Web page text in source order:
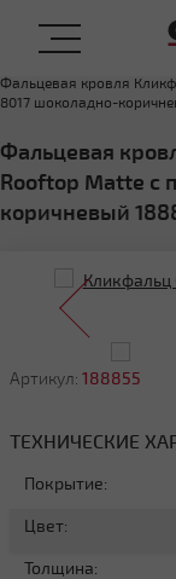
ФАЛЬЦЕВАЯ
Фальцевая кровля
8017 шоколадно-
Фальцевая
Rooftop Matte с
коричневый
Артикул: 188855
ТЕХНИЧЕСКИЕ
Покрытие:
Цвет:
Толщина: